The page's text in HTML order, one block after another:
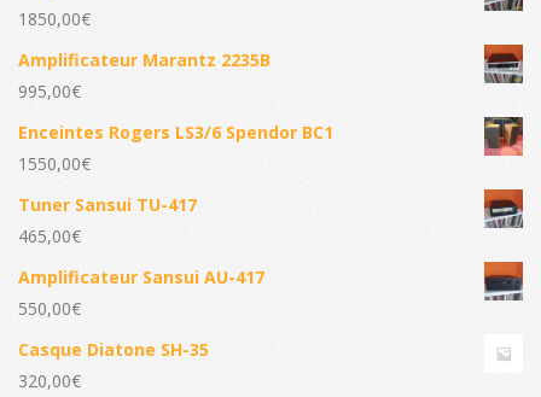
1850,00€
Amplificateur Marantz 2235B
995,00€
Enceintes Rogers LS3/6 Spendor BC1
1550,00€
Tuner Sansui TU-417
465,00€
Amplificateur Sansui AU-417
550,00€
Casque Diatone SH-35
320,00€